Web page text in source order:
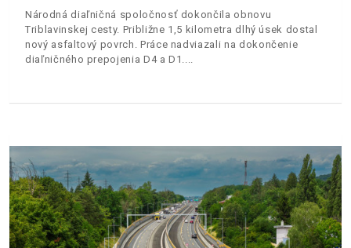
Národná diaľničná spoločnosť dokončila obnovu
Triblavinskej cesty. Približne 1,5 kilometra dlhý úsek dostal
nový asfaltový povrch. Práce nadviazali na dokončenie
diaľničného prepojenia D4 a D1.